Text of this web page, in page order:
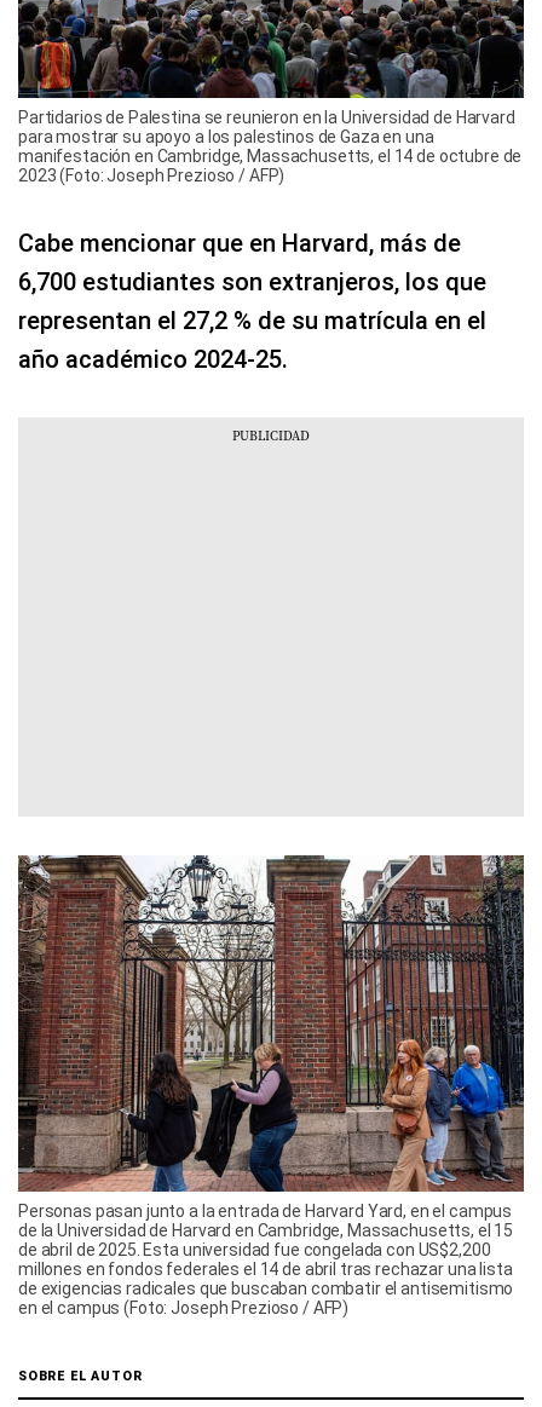
Partidarios de Palestina se reunieron en la Universidad de Harvard
para mostrar su apoyo a los palestinos de Gaza en una
manifestación en Cambridge, Massachusetts, el 14 de octubre de
2023 (Foto: Joseph Prezioso / AFP)
Cabe mencionar que en Harvard, más de
6,700 estudiantes son extranjeros, los que
representan el 27,2 % de su matrícula en el
año académico 2024-25.
Personas pasan junto a la entrada de Harvard Yard, en el campus
de la Universidad de Harvard en Cambridge, Massachusetts, el 15
de abril de 2025. Esta universidad fue congelada con US$2,200
millones en fondos federales el 14 de abril tras rechazar una lista
de exigencias radicales que buscaban combatir el antisemitismo
en el campus (Foto: Joseph Prezioso / AFP)
SOBRE EL AUTOR